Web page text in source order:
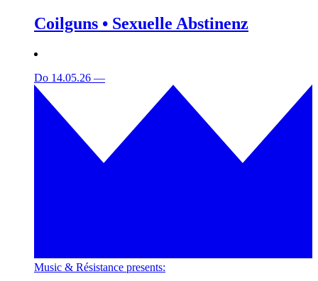
Coilguns • Sexuelle Abstinenz
Do 14.05.26 —
Music & Résistance presents: